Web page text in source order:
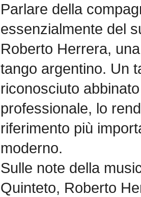
Parlare della
essenzialmente del
Roberto Herrera,
tango argentino. Un
riconosciuto
professionale, lo
riferimento più
moderno.
Sulle note della
Quinteto, Roberto